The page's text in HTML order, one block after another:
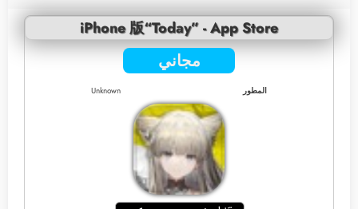
iPhone 版“Today” - App Store
مجاني
المطور Unknown